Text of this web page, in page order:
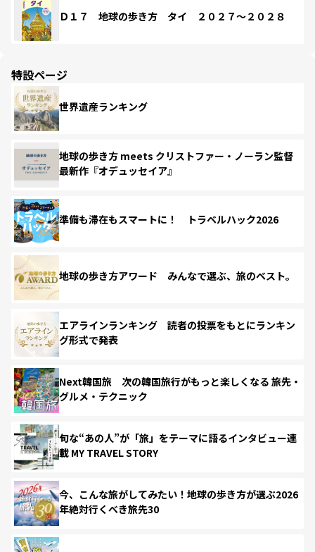
Ｄ１７ 地球の歩き方 タイ ２０２７～２０２８
特設ページ
世界遺産ランキング
地球の歩き方 meets クリストファー・ノーラン監督
最新作『オデュッセイア』
準備も滞在もスマートに！ トラベルハック2026
地球の歩き方アワード みんなで選ぶ、旅のベスト。
エアラインランキング 読者の投票をもとにランキン
グ形式で発表
Next韓国旅 次の韓国旅行がもっと楽しくなる 旅先・
グルメ・テクニック
旬な“あの人”が「旅」をテーマに語るインタビュー連
載 MY TRAVEL STORY
今、こんな旅がしてみたい！地球の歩き方が選ぶ2026
年絶対行くべき旅先30